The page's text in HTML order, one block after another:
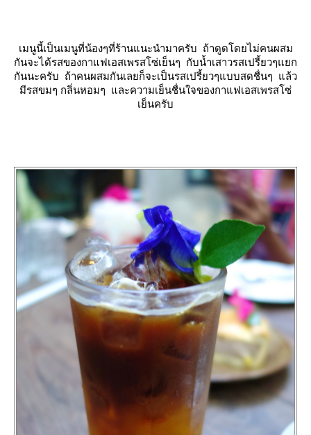
เมนูนี้เป็นเมนูที่น้องๆที่ร้านแนะนำมาครับ ถ้าดูดโดยไม่คนผสม
กันจะได้รสของกาแฟเอสเพรสโซ่เย็นๆ กับน้ำเสาวรสเปรี้ยวๆแยก
กันนะครับ ถ้าคนผสมกันเลยก็จะเป็นรสเปรี้ยวๆแบบสดชื่นๆ แล้ว
มีรสขมๆ กลิ่นหอมๆ และความเย็นชื่นใจของกาแฟเอสเพรสโซ่
เย็นครับ